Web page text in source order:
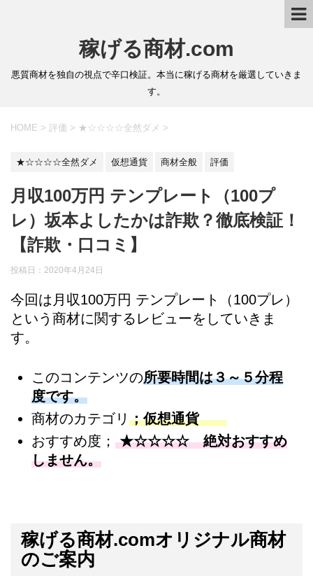
稼げる商材.com
悪質商材を独自の視点で辛口検証。本当に稼げる商材を厳選していきま
す。
HOME > 評価 > ★☆☆☆☆全然ダメ >
★☆☆☆☆全然ダメ 仮想通貨 商材全般 評価
月収100万円 テンプレート（100プ
レ）坂本よしたかは詐欺？徹底検証！
【詐欺・口コミ】
投稿日：2020年4月24日
今回は月収100万円 テンプレート（100プレ）
という商材に関するレビューをしていきま
す。
このコンテンツの所要時間は３～５分程
度です。
商材のカテゴリ ；仮想通貨
おすすめ度； ★☆☆☆☆ 絶対おすすめ
しません。
稼げる商材.comオリジナル商材
のご案内